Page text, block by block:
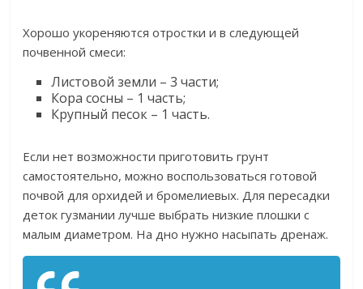
Хорошо укореняются отростки и в следующей
почвенной смеси:
Листовой земли – 3 части;
Кора сосны – 1 часть;
Крупный песок – 1 часть.
Если нет возможности приготовить грунт
самостоятельно, можно воспользоваться готовой
почвой для орхидей и бромелиевых. Для пересадки
деток гузмании лучше выбрать низкие плошки с
малым диаметром. На дно нужно насыпать дренаж.